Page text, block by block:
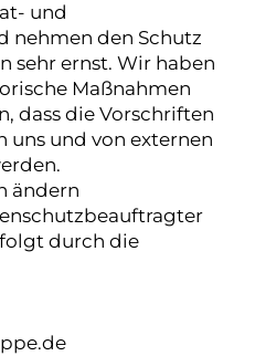
und
nehmen den Schutz
sehr ernst. Wir haben
Maßnahmen
dass die Vorschriften
uns und von externen
ändern
durch die